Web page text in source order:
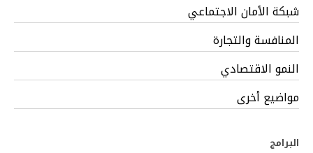
شبكة الأمان الاجتماعي
المنافسة والتجارة
النمو الاقتصادي
مواضيع أخرى
البرامج